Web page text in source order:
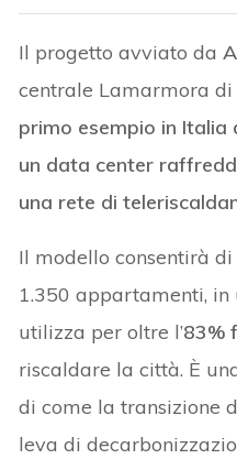
Il progetto avviato da
centrale Lamarmora
primo esempio in Italia
un data center
una rete di
Il modello consentirà
1.350 appartamenti, in
utilizza per oltre l’83%
riscaldare la città. È
di come la transizione
leva di